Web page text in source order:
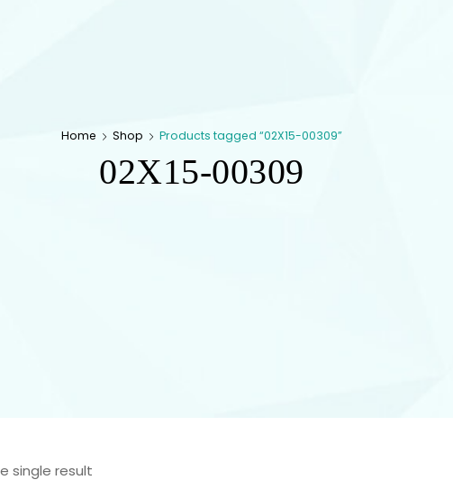
Home Shop Products tagged “02X15-00309”
02X15-00309
single result